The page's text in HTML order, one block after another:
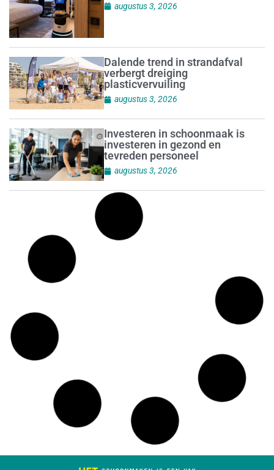
augustus 3, 2026
Dalende trend in strandafval
verbergt dreiging
plasticvervuiling
augustus 3, 2026
Investeren in schoonmaak is
investeren in gezond en
tevreden personeel
augustus 3, 2026